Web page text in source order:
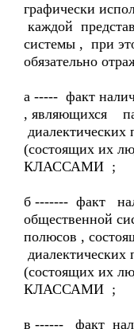
графически
каждой
системы , при
обязательно
а ----- факт
, являющихся
диалектических
(состоящих их
КЛАССАМИ ;
б ------- факт
общественной
полюсов ,
диалектических
(состоящих их
КЛАССАМИ ;
в ------ факт